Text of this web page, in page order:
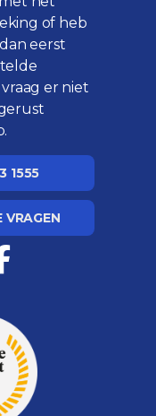
of heb
eerst
er niet
1555
VRAGEN